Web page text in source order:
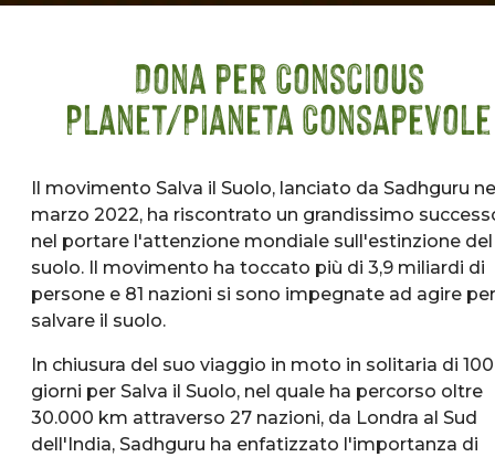
Dona per Conscious
Planet/Pianeta Consapevole
Il movimento Salva il Suolo, lanciato da Sadhguru
marzo 2022, ha riscontrato un grandissimo
nel portare l'attenzione mondiale sull'estinzione del
suolo. Il movimento ha toccato più di 3,9 miliardi di
persone e 81 nazioni si sono impegnate ad agire per
salvare il suolo.
In chiusura del suo viaggio in moto in solitaria di 100
giorni per Salva il Suolo, nel quale ha percorso oltre
30.000 km attraverso 27 nazioni, da Londra al Sud
dell'India, Sadhguru ha enfatizzato l'importanza di